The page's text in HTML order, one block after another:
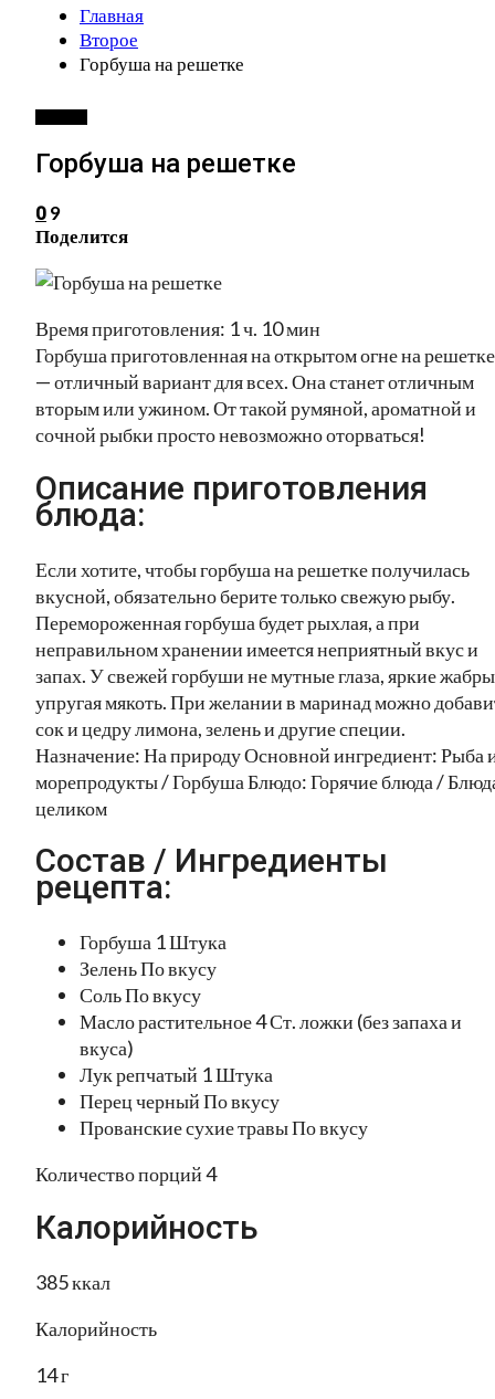
Главная
Второе
Горбуша на решетке
Горбуша на решетке
0 9
Поделится
Время приготовления: 1 ч. 10 мин
Горбуша приготовленная на открытом огне на решетке
— отличный вариант для всех. Она станет отличным
вторым или ужином. От такой румяной, ароматной и
сочной рыбки просто невозможно оторваться!
Описание приготовления
блюда:
Если хотите, чтобы горбуша на решетке получилась
вкусной, обязательно берите только свежую рыбу.
Перемороженная горбуша будет рыхлая, а при
неправильном хранении имеется неприятный вкус и
запах. У свежей горбуши не мутные глаза, яркие
упругая мякоть. При желании в маринад можно
сок и цедру лимона, зелень и другие специи.
Назначение: На природу Основной ингредиент: Рыба
морепродукты / Горбуша Блюдо: Горячие блюда /
целиком
Состав / Ингредиенты
рецепта:
Горбуша 1 Штука
Зелень По вкусу
Соль По вкусу
Масло растительное 4 Ст. ложки (без запаха и
вкуса)
Лук репчатый 1 Штука
Перец черный По вкусу
Прованские сухие травы По вкусу
Количество порций 4
Калорийность
385 ккал
Калорийность
14 г